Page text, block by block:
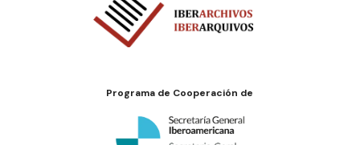
Programa de Cooperación de